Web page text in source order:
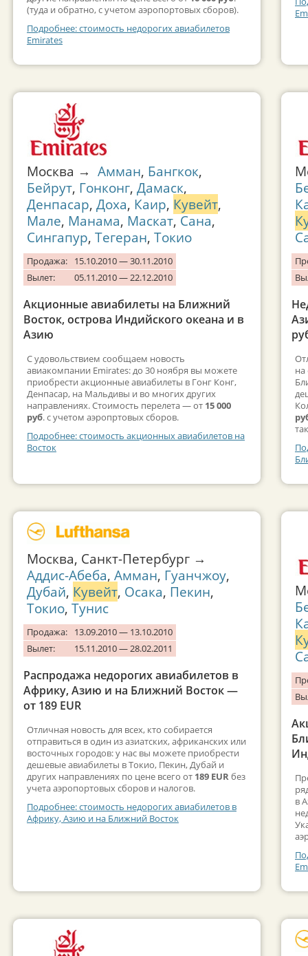
(туда и обратно, с учетом аэропортовых сборов).
Подробнее: стоимость недорогих авиабилетов
Emirates
Москва → Амман, Бангкок,
Бейрут, Гонконг, Дамаск,
Денпасар, Доха, Каир, Кувейт,
Мале, Манама, Маскат, Сана,
Сингапур, Тегеран, Токио
Продажа:
15.10.2010 — 30.11.2010
Вылет:
05.11.2010 — 22.12.2010
Акционные авиабилеты на Ближний
Восток, острова Индийского океана и в
Азию
С удовольствием сообщаем новость
авиакомпании Emirates: до 30 ноября вы можете
приобрести акционные авиабилеты в Гонг Конг,
Денпасар, на Мальдивы и во многих других
направлениях. Стоимость перелета — от 15 000
руб. с учетом аэропртовых сборов.
Подробнее: стоимость акционных авиабилетов на
Восток
Москва, Санкт-Петербург →
Аддис-Абеба, Амман, Гуанчжоу,
Дубай, Кувейт, Осака, Пекин,
Токио, Тунис
Продажа:
13.09.2010 — 13.10.2010
Вылет:
15.11.2010 — 28.02.2011
Распродажа недорогих авиабилетов в
Африку, Азию и на Ближний Восток —
от 189 EUR
Отличная новость для всех, кто собирается
отправиться в один из азиатских, африканских или
восточных городов: у нас вы можете приобрести
дешевые авиабилеты в Токио, Пекин, Дубай и
других направлениях по цене всего от 189 EURбез
учета аэропортовых сборов и налогов.
Подробнее: стоимость недорогих авиабилетов в
Африку, Азию и на Ближний Восток
на
в